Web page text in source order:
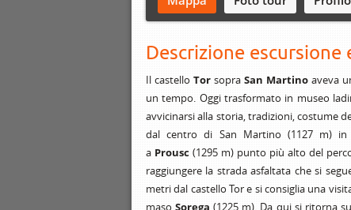
Descrizione
Il castello Torsopra San Martinoaveva
un tempo. Oggi trasformato in museo
avvicinarsi alla storia, tradizioni, costume
dal centro di San Martino (1127 m) in
a Prousc(1295 m) punto più alto del
raggiungere la strada asfaltata che si
metri dal castello Tor e si consiglia una
masoSorega (1225 m). Da qui si ritorna